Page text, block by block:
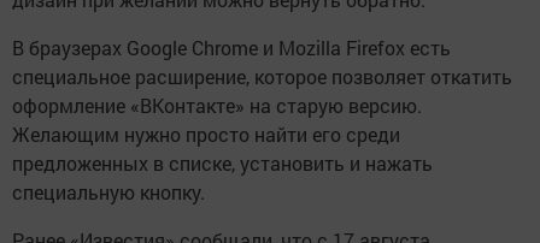
В браузерах Google Chrome и Mozilla Firefox есть
специальное расширение, которое позволяет откатить
оформление «ВКонтакте» на старую версию.
Желающим нужно просто найти его среди
предложенных в списке, установить и нажать
специальную кнопку.